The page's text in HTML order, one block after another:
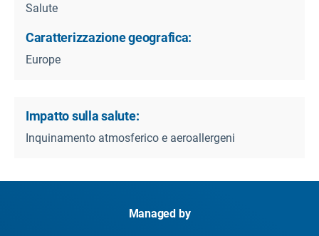
Salute
Caratterizzazione geografica:
Europe
Impatto sulla salute:
Inquinamento atmosferico e aeroallergeni
Managed by